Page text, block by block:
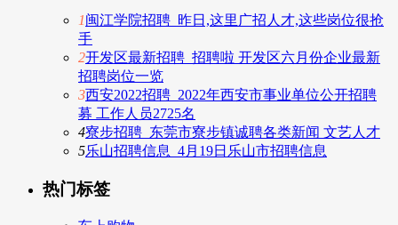
1闽江学院招聘_昨日,这里广招人才,这些岗位很抢
手
2开发区最新招聘_招聘啦 开发区六月份企业最新
招聘岗位一览
3西安2022招聘_2022年西安市事业单位公开招聘
募 工作人员2725名
4寮步招聘_东莞市寮步镇诚聘各类新闻 文艺人才
5乐山招聘信息_4月19日乐山市招聘信息
热门标签